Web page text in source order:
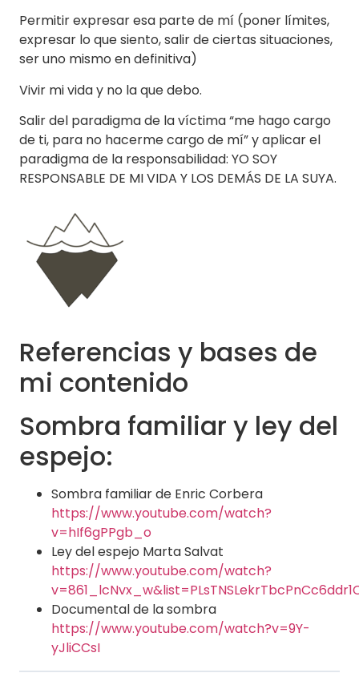
Permitir expresar esa parte de mí (poner límites,
expresar lo que siento, salir de ciertas situaciones,
ser uno mismo en definitiva)
Vivir mi vida y no la que debo.
Salir del paradigma de la víctima “me hago cargo
de ti, para no hacerme cargo de mí” y aplicar el
paradigma de la responsabilidad: YO SOY
RESPONSABLE DE MI VIDA Y LOS DEMÁS DE LA SUYA.
Referencias y bases de
mi contenido
Sombra familiar y ley del
espejo:
Sombra familiar de Enric Corbera
https://www.youtube.com/watch?
v=hIf6gPPgb_o
Ley del espejo Marta Salvat
https://www.youtube.com/watch?
Documental de la sombra
https://www.youtube.com/watch?v=9Y-
yJliCCsI